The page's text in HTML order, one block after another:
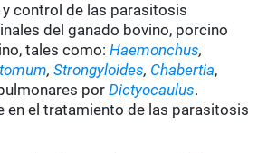
control de las parasitosis
del ganado bovino, porcino
tales como:Haemonchus,
,Strongyloides, Chabertia,
porDictyocaulus.
en el tratamiento de las parasitosis